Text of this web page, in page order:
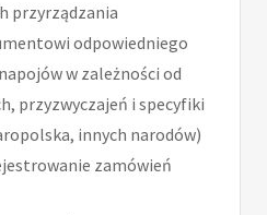
przyrządzania
odpowiedniego
w zależności od
przyzwyczajeń i specyfiki
innych narodów)
zamówień